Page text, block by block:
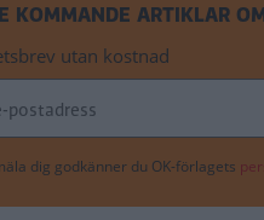
KOMMANDE ARTIKLAR
utan kostnad
dig godkänner du OK-förlagets